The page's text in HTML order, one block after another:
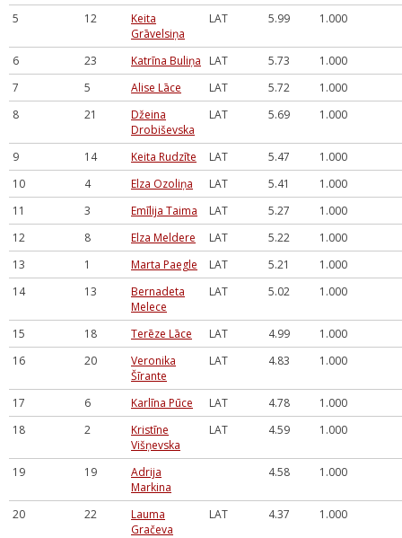
5 12
Keita
Grāvelsiņa
LAT 5.99 1.000
6 23 Katrīna Buliņa LAT 5.73
1.000
7
5 Alise Lāce LAT 5.72
1.000
8
21
Džeina
Drobiševska
LAT 5.69 1.000
9 14 Keita Rudzīte LAT 5.47
1.000
10
4 Elza Ozoliņa LAT 5.41
1.000
11
3 Emīlija Taima LAT 5.27
1.000
12
8 Elza Meldere LAT 5.22
1.000
13
1 Marta Paegle LAT 5.21
1.000
14
13
Bernadeta
Melece
LAT 5.02 1.000
15 18 Terēze Lāce LAT 4.99
1.000
16
20
Veronika
Šīrante
LAT 4.83 1.000
17 6 Karlīna Pūce LAT 4.78
1.000
18
2
Kristīne
Višņevska
LAT 4.59 1.000
19 19
Adrija
Markina
4.58 1.000
20 22
Lauma
Gračeva
LAT 4.37 1.000